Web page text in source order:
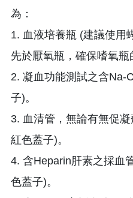
為：
1. 血液培養瓶 (建議使用
先於厭氧瓶，確保嗜氧瓶
2. 凝血功能測試之含Na-
子)。
3. 血清管，無論有無促凝
紅色蓋子)。
4. 含Heparin肝素之採血
色蓋子)。